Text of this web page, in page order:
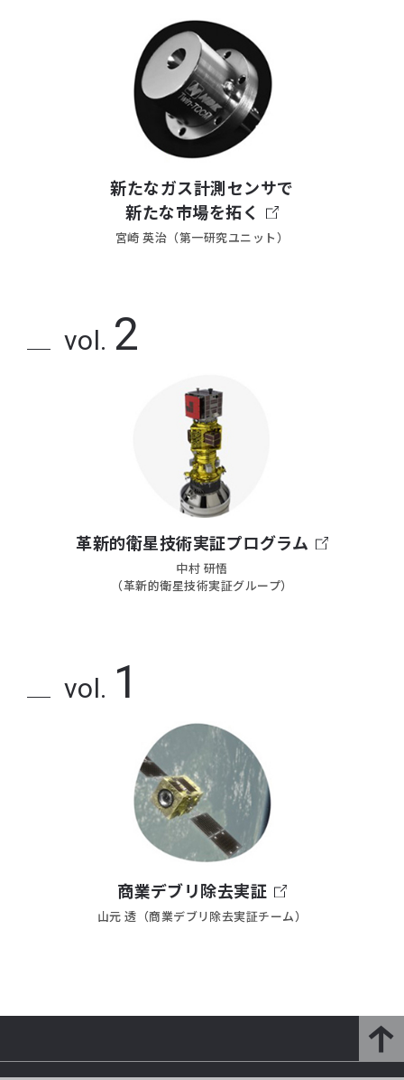
新たなガス計測センサで
新たな市場を拓く
宮崎 英治（第一研究ユニット）
革新的衛星技術実証プログラム
vol. 2
中村 研悟
（革新的衛星技術実証グループ）
商業デブリ除去実証
vol. 1
山元 透（商業デブリ除去実証チーム）